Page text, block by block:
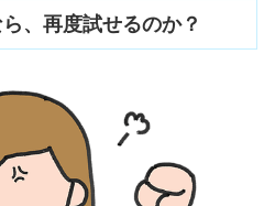
、再度試せるのか？